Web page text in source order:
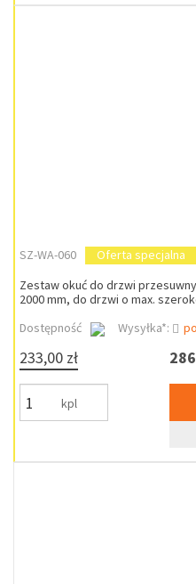
SZ-WA-060
Oferta specjalna
Zestaw okuć do drzwi
2000 mm, do drzwi o max.
Dostępność
Wysyłka*:
233,00 zł
kpl